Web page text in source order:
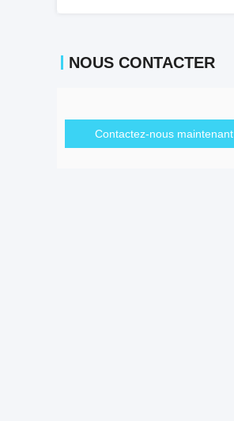
NOUS CONTACTER
Contactez-nous maintenant